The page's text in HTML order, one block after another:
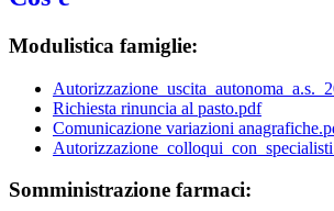
Modulistica famiglie:
Richiesta rinuncia al pasto.pdf
Comunicazione variazioni
Somministrazione farmaci: